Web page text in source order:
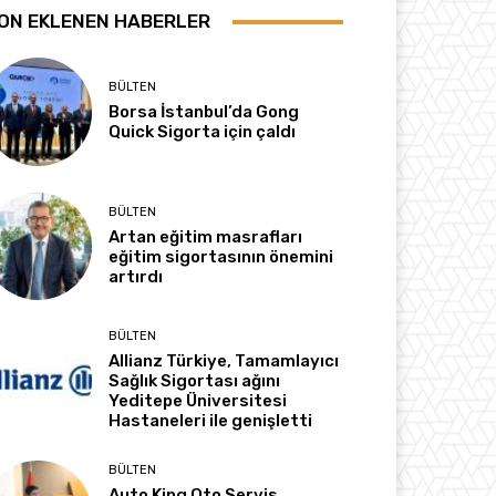
EKLENEN HABERLER
BÜLTEN
Borsa İstanbul’da Gong
Quick Sigorta için çaldı
BÜLTEN
Artan eğitim masrafları
eğitim sigortasının önemini
artırdı
BÜLTEN
Allianz Türkiye, Tamamlayıcı
Sağlık Sigortası ağını
Yeditepe Üniversitesi
Hastaneleri ile genişletti
BÜLTEN